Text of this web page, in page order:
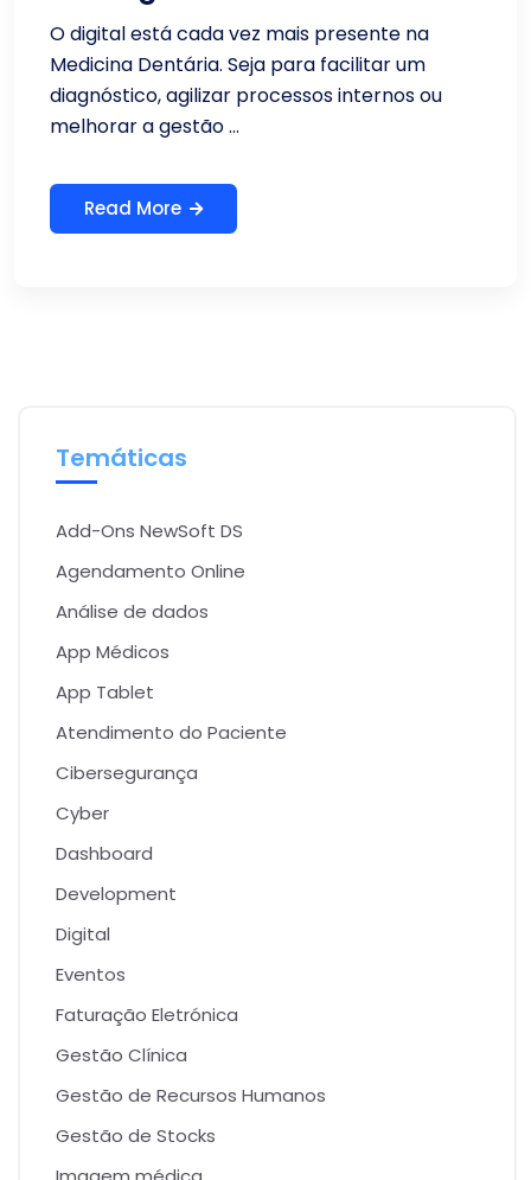
O digital está cada vez mais presente na
Medicina Dentária. Seja para facilitar um
diagnóstico, agilizar processos internos ou
melhorar a gestão ...
Read More
Temáticas
Add-Ons NewSoft DS
Agendamento Online
Análise de dados
App Médicos
App Tablet
Atendimento do Paciente
Cibersegurança
Cyber
Dashboard
Development
Digital
Eventos
Faturação Eletrónica
Gestão Clínica
Gestão de Recursos Humanos
Gestão de Stocks